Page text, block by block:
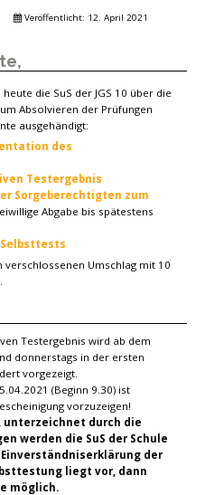
Veröffentlicht: 12. April 2021
die SuS der JGS 10 über die
Absolvieren der Prüfungen
ausgehändigt:
des
Testergebnis
Sorgeberechtigten zum
Abgabe bis spätestens
Selbsttests
verschlossenen Umschlag mit 10
Testergebnis wird ab dem
donnerstags in der ersten
vorgezeigt.
(Beginn 9.30) ist
vorzuzeigen!
unterzeichnet durch die
werden die SuS der Schule
der
liegt vor, dann
möglich.